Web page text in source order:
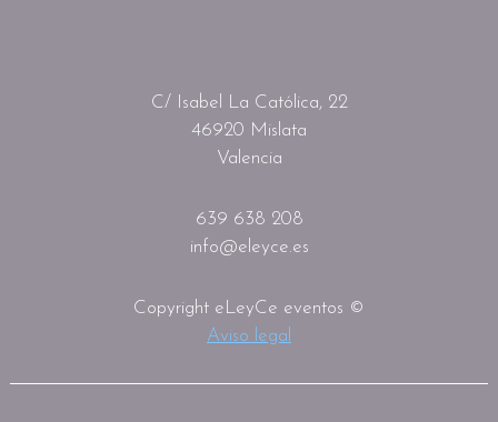
C/ Isabel La Católica, 22
46920 Mislata
Valencia
639 638 208
info@eleyce.es
Copyright eLeyCe eventos ©
Aviso legal